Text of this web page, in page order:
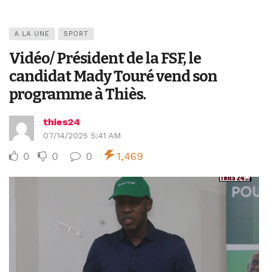
A LA UNE SPORT
Vidéo/ Président de la FSF, le
candidat Mady Touré vend son
programme à Thiès.
thies24
07/14/2025 5:41 AM
0 0 0 1,469